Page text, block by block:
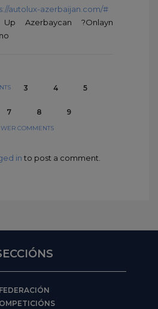
autolux-azerbaijan.com/#
Azerbaycan ?Onlayn
3 4 5
7 8 9
COMMENTS
in to post a comment.
FEDERACIÓN